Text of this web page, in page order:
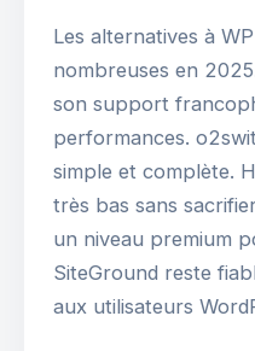
Les alternatives à
nombreuses en
son support
performances.
simple et complète.
très bas sans
un niveau premium
SiteGround reste
aux utilisateurs